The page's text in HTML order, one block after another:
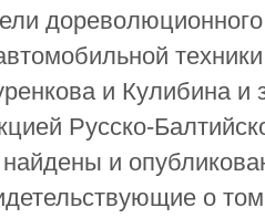
и Кулибина и
Русско-
и
о